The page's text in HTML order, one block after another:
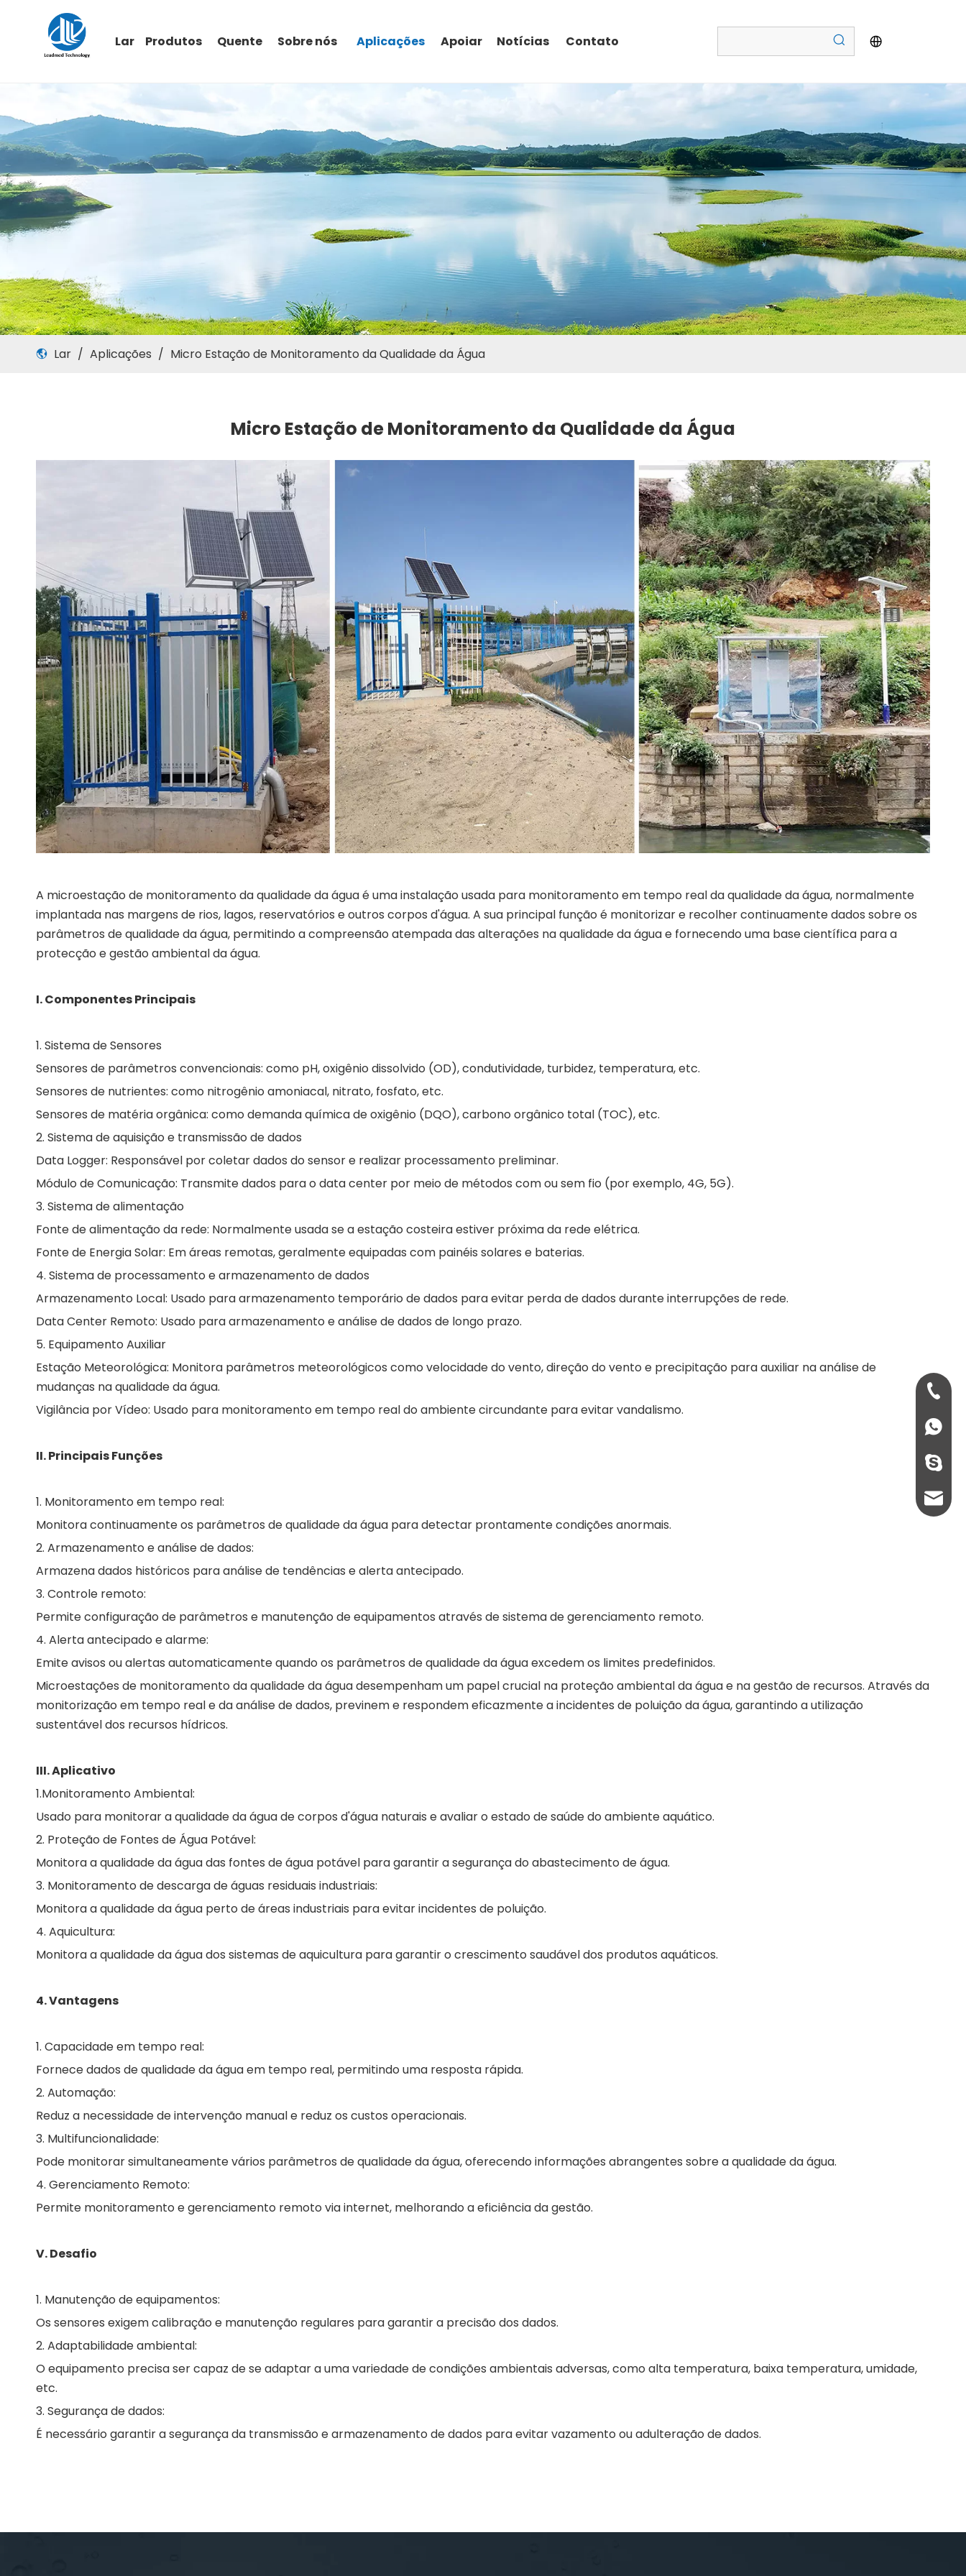
Lar Produtos Quente Sobre nós Aplicações Apoiar Notícias Contato
Lar / Aplicações / Micro Estação de Monitoramento da Qualidade da Água
Micro Estação de Monitoramento da Qualidade da Água
A microestação de monitoramento da qualidade da água é uma instalação usada para monitoramento em tempo real da qualidade da água, normalmente
implantada nas margens de rios, lagos, reservatórios e outros corpos d'água. A sua principal função é monitorizar e recolher continuamente dados sobre os
parâmetros de qualidade da água, permitindo a compreensão atempada das alterações na qualidade da água e fornecendo uma base científica para a
protecção e gestão ambiental da água.
I. Componentes Principais
1. Sistema de Sensores
Sensores de parâmetros convencionais: como pH, oxigênio dissolvido (OD), condutividade, turbidez, temperatura, etc.
Sensores de nutrientes: como nitrogênio amoniacal, nitrato, fosfato, etc.
Sensores de matéria orgânica: como demanda química de oxigênio (DQO), carbono orgânico total (TOC), etc.
2. Sistema de aquisição e transmissão de dados
Data Logger: Responsável por coletar dados do sensor e realizar processamento preliminar.
Módulo de Comunicação: Transmite dados para o data center por meio de métodos com ou sem fio (por exemplo, 4G, 5G).
3. Sistema de alimentação
Fonte de alimentação da rede: Normalmente usada se a estação costeira estiver próxima da rede elétrica.
Fonte de Energia Solar: Em áreas remotas, geralmente equipadas com painéis solares e baterias.
4. Sistema de processamento e armazenamento de dados
Armazenamento Local: Usado para armazenamento temporário de dados para evitar perda de dados durante interrupções de rede.
Data Center Remoto: Usado para armazenamento e análise de dados de longo prazo.
5. Equipamento Auxiliar
Estação Meteorológica: Monitora parâmetros meteorológicos como velocidade do vento, direção do vento e precipitação para auxiliar na análise de
mudanças na qualidade da água.
Vigilância por Vídeo: Usado para monitoramento em tempo real do ambiente circundante para evitar vandalismo.
II. Principais Funções
1. Monitoramento em tempo real:
Monitora continuamente os parâmetros de qualidade da água para detectar prontamente condições anormais.
2. Armazenamento e análise de dados:
Armazena dados históricos para análise de tendências e alerta antecipado.
3. Controle remoto:
Permite configuração de parâmetros e manutenção de equipamentos através de sistema de gerenciamento remoto.
4. Alerta antecipado e alarme:
Emite avisos ou alertas automaticamente quando os parâmetros de qualidade da água excedem os limites predefinidos.
Microestações de monitoramento da qualidade da água desempenham um papel crucial na proteção ambiental da água e na gestão de recursos. Através da
monitorização em tempo real e da análise de dados, previnem e respondem eficazmente a incidentes de poluição da água, garantindo a utilização
sustentável dos recursos hídricos.
III. Aplicativo
1.Monitoramento Ambiental:
Usado para monitorar a qualidade da água de corpos d'água naturais e avaliar o estado de saúde do ambiente aquático.
2. Proteção de Fontes de Água Potável:
Monitora a qualidade da água das fontes de água potável para garantir a segurança do abastecimento de água.
3. Monitoramento de descarga de águas residuais industriais:
Monitora a qualidade da água perto de áreas industriais para evitar incidentes de poluição.
4. Aquicultura:
Monitora a qualidade da água dos sistemas de aquicultura para garantir o crescimento saudável dos produtos aquáticos.
4. Vantagens
1. Capacidade em tempo real:
Fornece dados de qualidade da água em tempo real, permitindo uma resposta rápida.
2. Automação:
Reduz a necessidade de intervenção manual e reduz os custos operacionais.
3. Multifuncionalidade:
Pode monitorar simultaneamente vários parâmetros de qualidade da água, oferecendo informações abrangentes sobre a qualidade da água.
4. Gerenciamento Remoto:
Permite monitoramento e gerenciamento remoto via internet, melhorando a eficiência da gestão.
V. Desafio
1. Manutenção de equipamentos:
Os sensores exigem calibração e manutenção regulares para garantir a precisão dos dados.
2. Adaptabilidade ambiental:
O equipamento precisa ser capaz de se adaptar a uma variedade de condições ambientais adversas, como alta temperatura, baixa temperatura, umidade,
etc.
3. Segurança de dados:
É necessário garantir a segurança da transmissão e armazenamento de dados para evitar vazamento ou adulteração de dados.
+86-
+86
+86-